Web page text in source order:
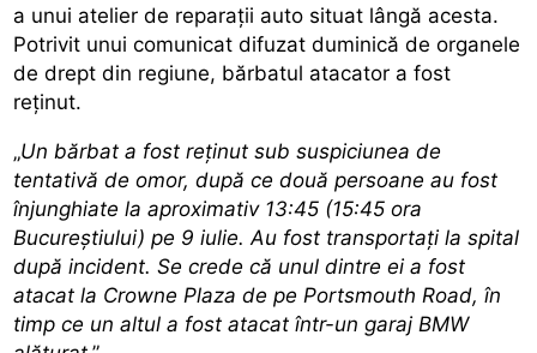
a unui atelier de reparații auto situat lângă acesta.
Potrivit unui comunicat difuzat duminică de organele
de drept din regiune, bărbatul atacator a fost
reținut.
„Un bărbat a fost reținut sub suspiciunea de
tentativă de omor, după ce două persoane au fost
înjunghiate la aproximativ 13:45 (15:45 ora
Bucureștiului) pe 9 iulie. Au fost transportați la spital
după incident. Se crede că unul dintre ei a fost
atacat la Crowne Plaza de pe Portsmouth Road, în
timp ce un altul a fost atacat într-un garaj BMW